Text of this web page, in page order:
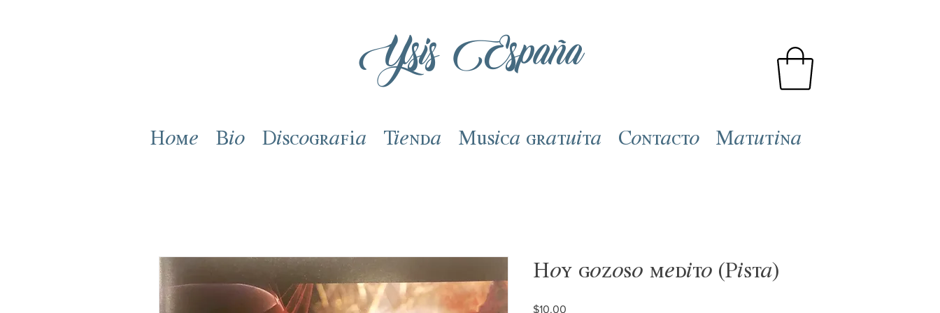
Ysis España
Home Bio Discografía Tienda Música gratuita Contacto Matutina
Hoy gozoso medito (Pista)
$10.00